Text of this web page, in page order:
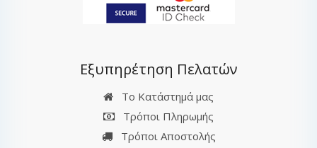
Εξυπηρέτηση Πελατών
Το Κατάστημά μας
Τρόποι Πληρωμής
Τρόποι Αποστολής